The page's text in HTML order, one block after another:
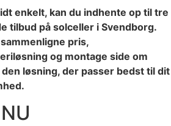
enkelt, kan du indhente op til tre
tilbud på solceller i Svendborg.
pris,
og montage side om
løsning, der passer bedst til dit